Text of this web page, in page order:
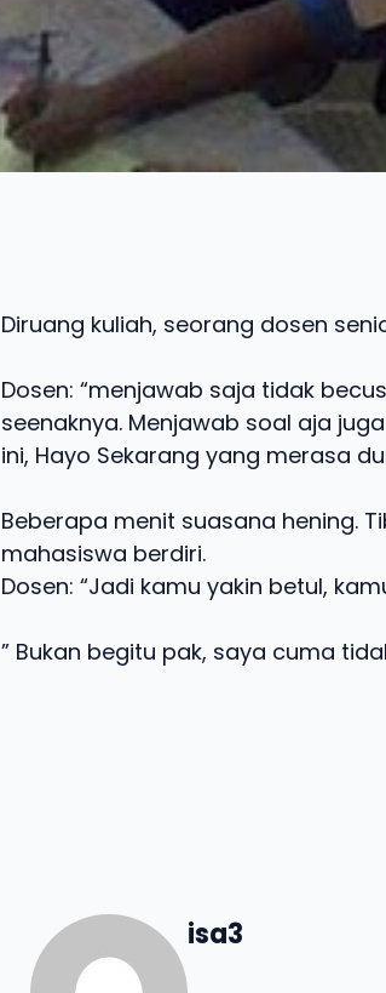
Diruang kuliah, seorang dosen
Dosen: “menjawab saja tidak
seenaknya. Menjawab soal aja
ini, Hayo Sekarang yang merasa
Beberapa menit suasana hening.
mahasiswa berdiri.
Dosen: “Jadi kamu yakin betul,
” Bukan begitu pak, saya cuma
isa3